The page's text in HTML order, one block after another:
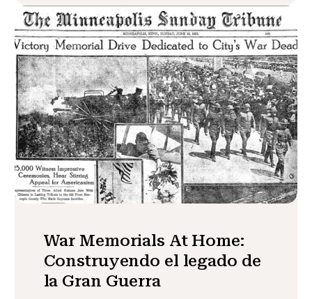
War Memorials At Home:
Construyendo el legado de
la Gran Guerra